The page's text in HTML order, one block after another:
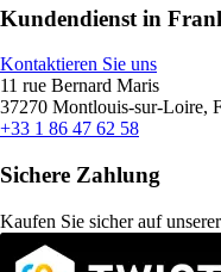
Kundendienst in
Kontaktieren Sie uns
11 rue Bernard Maris
37270 Montlouis-sur-Loire,
+33 1 86 47 62 58
Sichere Zahlung
Kaufen Sie sicher auf